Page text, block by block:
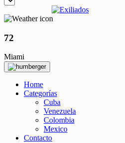
72
Miami
Home
Categorías
Cuba
Venezuela
Colombia
Mexico
Contacto